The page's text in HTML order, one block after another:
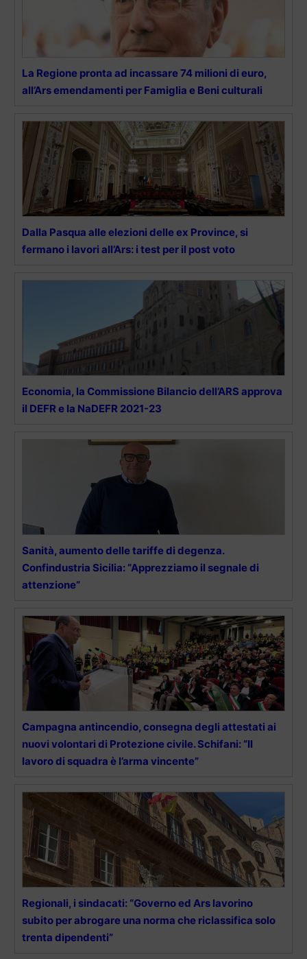
La Regione pronta ad incassare 74 milioni di euro,
all’Ars emendamenti per Famiglia e Beni culturali
Dalla Pasqua alle elezioni delle ex Province, si
fermano i lavori all’Ars: i test per il post voto
Economia, la Commissione Bilancio dell’ARS approva
il DEFR e la NaDEFR 2021-23
Sanità, aumento delle tariffe di degenza.
Confindustria Sicilia: “Apprezziamo il segnale di
attenzione”
Campagna antincendio, consegna degli attestati ai
nuovi volontari di Protezione civile. Schifani: “Il
lavoro di squadra è l’arma vincente”
Regionali, i sindacati: “Governo ed Ars lavorino
subito per abrogare una norma che riclassifica solo
trenta dipendenti”